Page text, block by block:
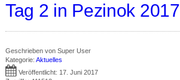
Tag 2 in Pezinok 2017
Geschrieben von Super User
Kategorie: Aktuelles
Veröffentlicht: 17. Juni 2017